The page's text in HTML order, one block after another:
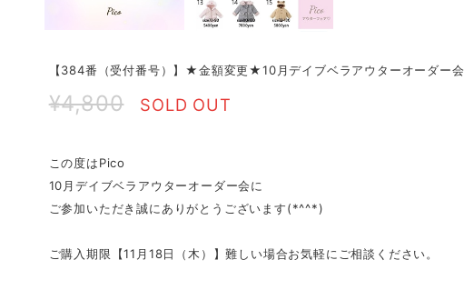
【384番（受付番号）】★金額変更★10月デイブベラアウターオーダー会
¥4,800 SOLD OUT
この度はPico
10月デイブベラアウターオーダー会に
ご参加いただき誠にありがとうございます(*^^*)
ご購入期限【11月18日（木）】難しい場合お気軽にご相談ください。